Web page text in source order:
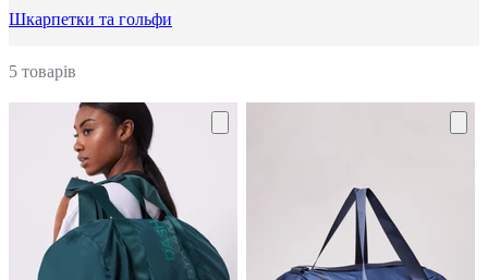
Шкарпетки та гольфи
5 товарів